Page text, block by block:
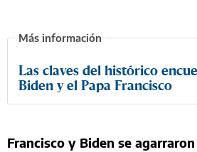
Las claves del histórico
Biden y el Papa Francisco
Francisco y Biden se